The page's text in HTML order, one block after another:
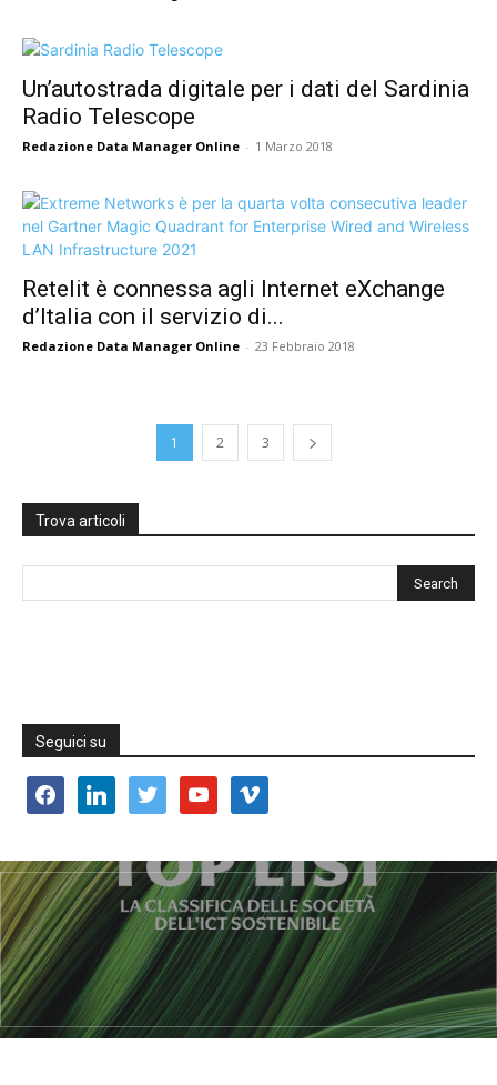
Un’autostrada digitale per i dati del Sardinia
Radio Telescope
Redazione Data Manager Online - 1 Marzo 2018
Retelit è connessa agli Internet eXchange
d’Italia con il servizio di...
Redazione Data Manager Online - 23 Febbraio 2018
1 2 3
Trova articoli
Seguici su
facebooklinkedin twitter youtube vimeo